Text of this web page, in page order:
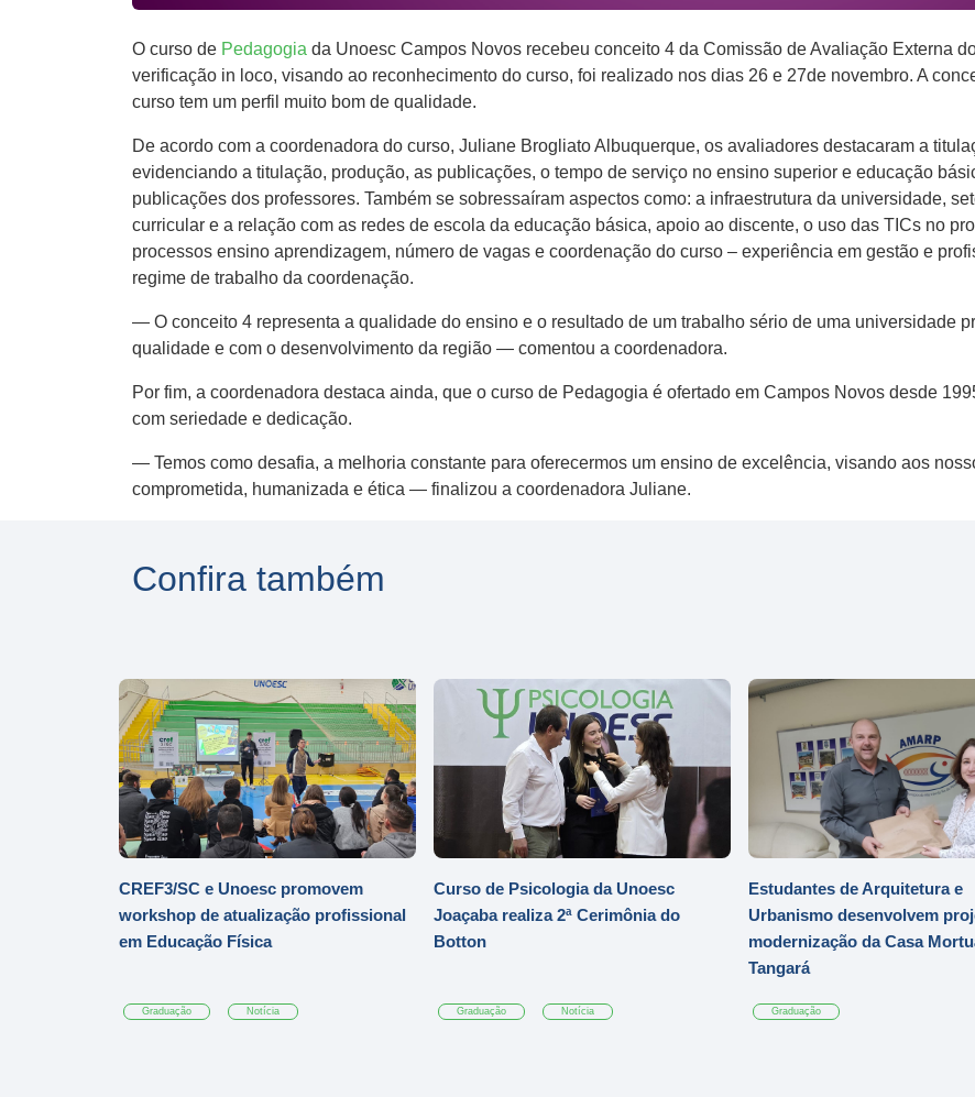
O curso de Pedagogia da Unoesc Campos Novos recebeu conceito 4 da Comissão de Avaliação Externa
verificação in loco, visando ao reconhecimento do curso, foi realizado nos dias 26 e 27de novembro. A
curso tem um perfil muito bom de qualidade.
De acordo com a coordenadora do curso, Juliane Brogliato Albuquerque, os avaliadores destacaram a
evidenciando a titulação, produção, as publicações, o tempo de serviço no ensino superior e educação
publicações dos professores. Também se sobressaíram aspectos como: a infraestrutura da universidade,
curricular e a relação com as redes de escola da educação básica, apoio ao discente, o uso das TICs no
processos ensino aprendizagem, número de vagas e coordenação do curso – experiência em gestão e
regime de trabalho da coordenação.
— O conceito 4 representa a qualidade do ensino e o resultado de um trabalho sério de uma universidade
qualidade e com o desenvolvimento da região — comentou a coordenadora.
Por fim, a coordenadora destaca ainda, que o curso de Pedagogia é ofertado em Campos Novos desde
com seriedade e dedicação.
— Temos como desafia, a melhoria constante para oferecermos um ensino de excelência, visando aos
comprometida, humanizada e ética — finalizou a coordenadora Juliane.
Confira também
CREF3/SC e Unoesc promovem
workshop de atualização profissional
em Educação Física
Graduação Notícia
Curso de Psicologia da Unoesc
Joaçaba realiza 2ª Cerimônia do
Botton
Graduação Notícia
Estudantes de Arquitetura e
Urbanismo desenvolvem
modernização da Casa
Tangará
Graduação